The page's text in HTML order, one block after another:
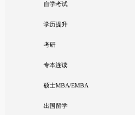
自学考试
学历提升
考研
专本连读
硕士MBA/EMBA
出国留学